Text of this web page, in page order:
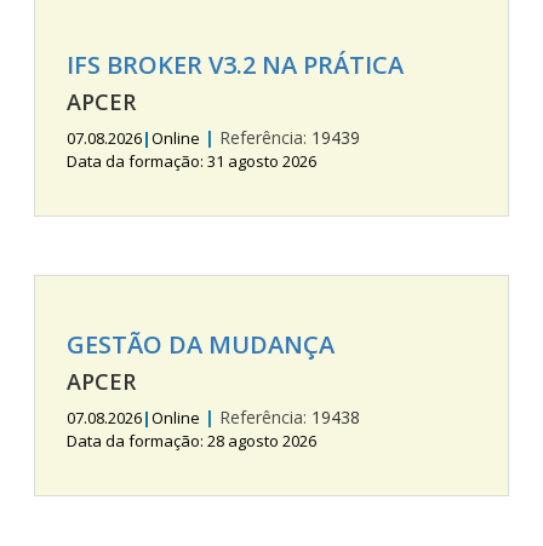
IFS BROKER V3.2 NA PRÁTICA
APCER
07.08.2026|Online | Referência: 19439
Data da formação: 31 agosto 2026
GESTÃO DA MUDANÇA
APCER
07.08.2026|Online | Referência: 19438
Data da formação: 28 agosto 2026